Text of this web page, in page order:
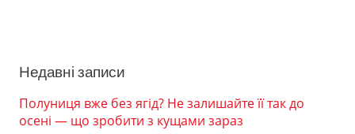
Недавні записи
Полуниця вже без ягід? Не залишайте її так до
осені — що зробити з кущами зараз